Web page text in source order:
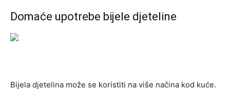
Domaće upotrebe bijele djeteline
Bijela djetelina može se koristiti na više načina kod kuće.